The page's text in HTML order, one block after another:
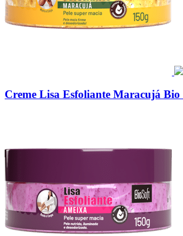
Creme Lisa Esfoliante Maracujá Bio